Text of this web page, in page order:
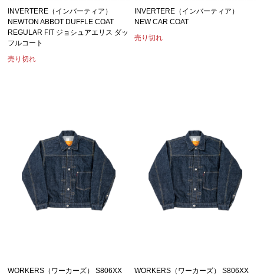
INVERTERE（インバーティア）
NEWTON ABBOT DUFFLE COAT
REGULAR FIT ジョシュアエリス ダッ
フルコート
売り切れ
INVERTERE（インバーティア）
NEW CAR COAT
売り切れ
WORKERS（ワーカーズ） S806XX
WORKERS（ワーカーズ） S806XX